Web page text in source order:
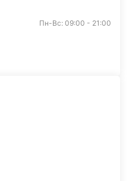
Пн-Вс: 09:00 - 21:00